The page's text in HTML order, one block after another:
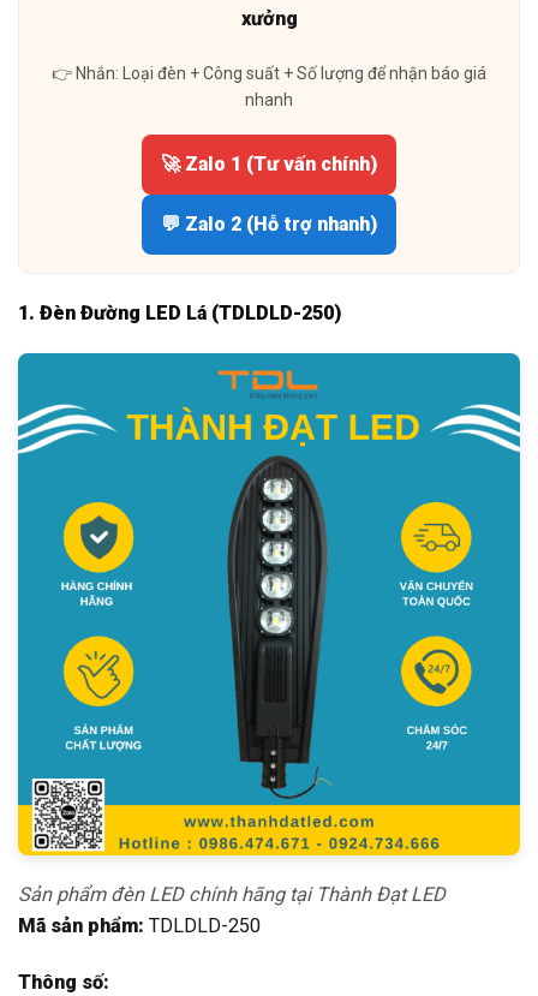
xưởng
👉 Nhắn: Loại đèn + Công suất + Số lượng để nhận báo giá
nhanh
🚀 Zalo 1 (Tư vấn chính)
💬 Zalo 2 (Hỗ trợ nhanh)
1. Đèn Đường LED Lá (TDLDLD-250)
Sản phẩm đèn LED chính hãng tại Thành Đạt LED
Mã sản phẩm: TDLDLD-250
Thông số: